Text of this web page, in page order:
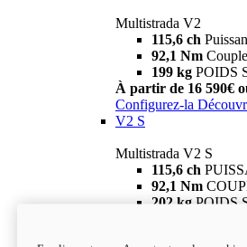
Multistrada V2
115,6 ch
92,1 Nm Couple
199 kg POIDS
À partir de 16 590€
Configurez-la
V2 S
Multistrada V2 S
115,6 ch
92,1 Nm
202 kg POIDS